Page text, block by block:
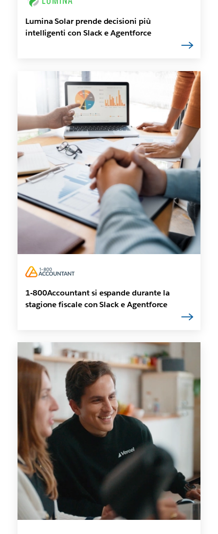
Lumina Solar prende decisioni più
intelligenti con Slack e Agentforce
1-800Accountant si espande durante la
stagione fiscale con Slack e Agentforce